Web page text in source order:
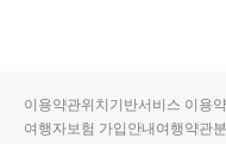
입니
다.
순
상
이용약관위치기반서비스 이용
여행자보험 가입안내여행약관